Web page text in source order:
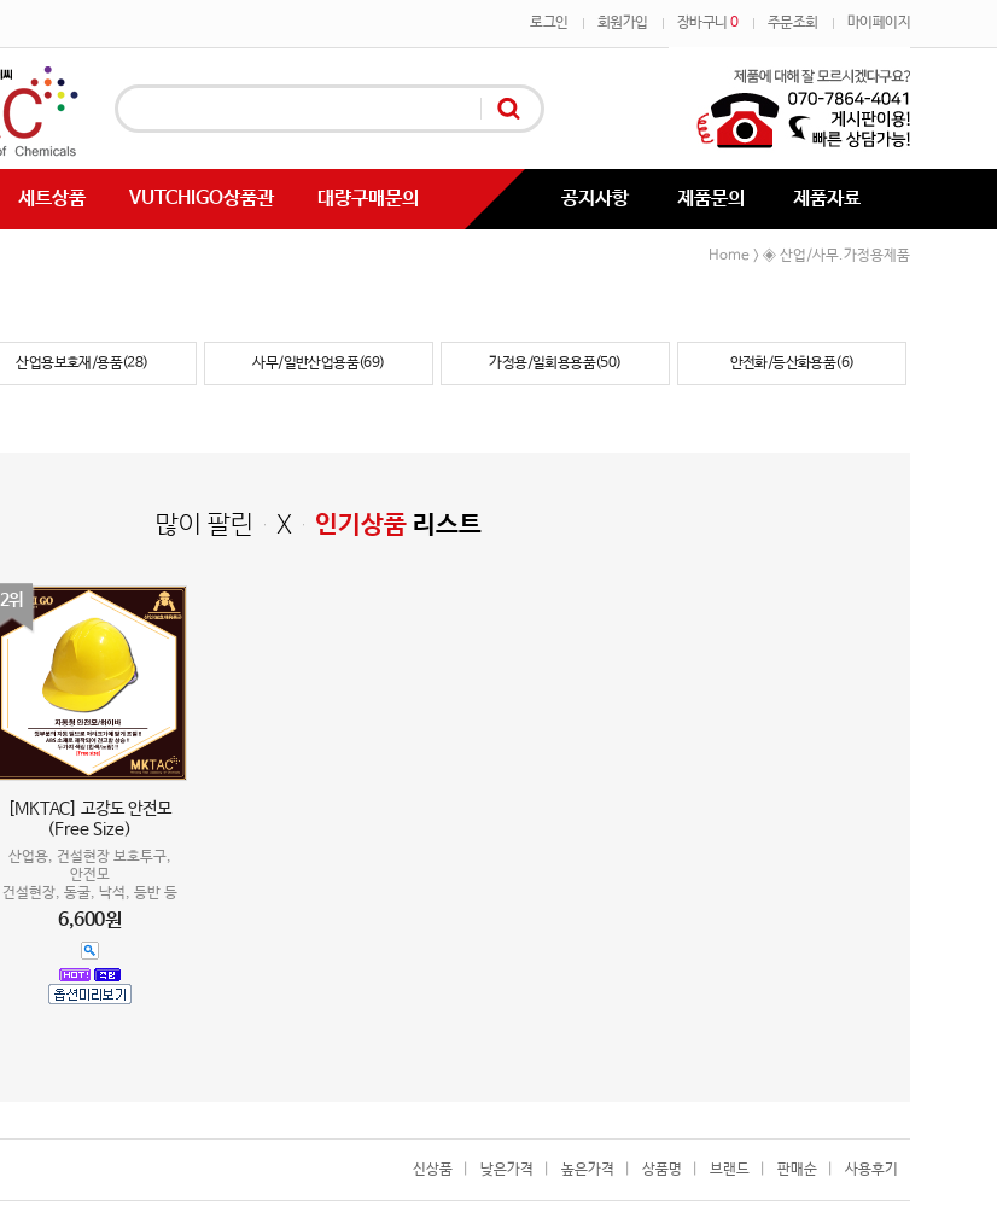
로그인 회원가입 장바구니 0 주문조회 마이페이지
세트상품 VUTCHIGO상품관 대량구매문의 공지사항 제품문의 제품자료
Home > ◈ 산업/사무.가정용제품
산업용보호재/용품(28) 사무/일반산업용품(69) 가정용/일회용용품(50) 안전화/등산화용품(6)
많이 팔린 X 인기상품 리스트
2위
[MKTAC] 고강도 안전모
(Free Size)
산업용, 건설현장 보호투구,
안전모
건설현장, 동굴, 낙석, 등반 등
6,600원
신상품 낮은가격 높은가격 상품명 브랜드 판매순 사용후기